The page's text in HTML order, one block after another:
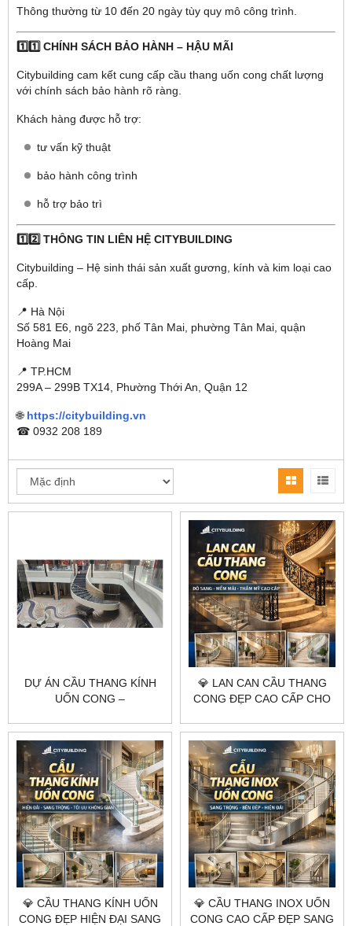
Thông thường từ 10 đến 20 ngày tùy quy mô công trình.
1️⃣1️⃣ CHÍNH SÁCH BẢO HÀNH – HẬU MÃI
Citybuilding cam kết cung cấp cầu thang uốn cong chất lượng
với chính sách bảo hành rõ ràng.
Khách hàng được hỗ trợ:
tư vấn kỹ thuật
bảo hành công trình
hỗ trợ bảo trì
1️⃣2️⃣ THÔNG TIN LIÊN HỆ CITYBUILDING
Citybuilding – Hệ sinh thái sản xuất gương, kính và kim loại cao
cấp.
📍 Hà Nội
Số 581 E6, ngõ 223, phố Tân Mai, phường Tân Mai, quận
Hoàng Mai
📍 TP.HCM
299A – 299B TX14, Phường Thới An, Quận 12
🌐 https://citybuilding.vn
☎ 0932 208 189
DỰ ÁN CẦU THANG KÍNH
UỐN CONG –
💎 LAN CAN CẦU THANG
CONG ĐẸP CAO CẤP CHO
SẠN CITYBUILDING
💎 CẦU THANG KÍNH UỐN
CONG ĐẸP HIỆN ĐẠI SANG
💎 CẦU THANG INOX UỐN
CONG CAO CẤP ĐẸP SANG